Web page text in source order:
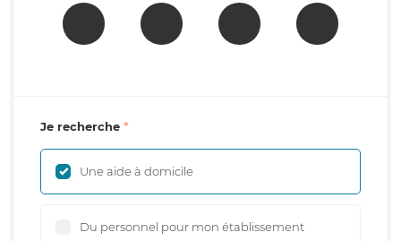
Je recherche
Une aide à domicile
Du personnel pour mon établissement